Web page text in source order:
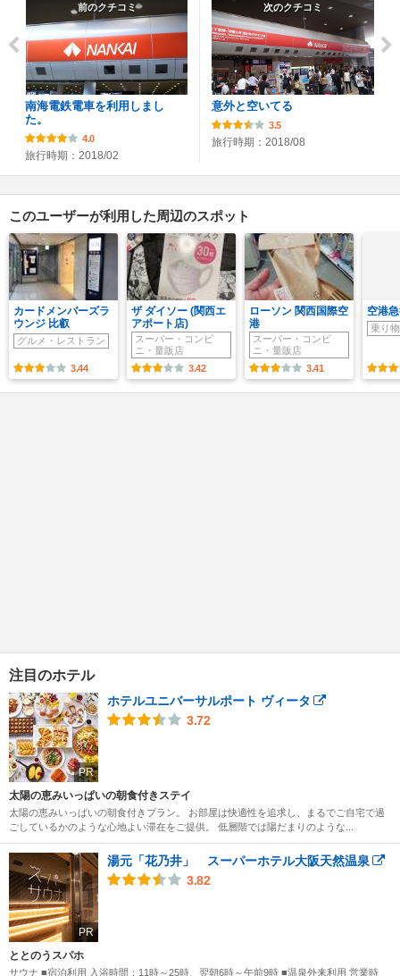
前のクチコミ
南海電鉄電車を利用しまし
た。
4.0
旅行時期：2018/02
次のクチコミ
意外と空いてる
3.5
旅行時期：2018/08
このユーザーが利用した周辺のスポット
カードメンバーズラ
ウンジ 比叡
グルメ・レストラン
3.44
ザ ダイソー (関西エ
アポート店)
スーパー・コンビ
ニ・量販店
3.42
ローソン 関西国際空
港
スーパー・コンビ
ニ・量販店
3.41
空港
乗り物
注目のホテル
PR
ホテルユニバーサルポート ヴィータ
3.72
太陽の恵みいっぱいの朝食付きステイ
太陽の恵みいっぱいの朝食付きプラン。 お部屋は快適性を追求し、まるでご自宅で過
ごしているかのような心地よい滞在をご提供。 低層階では陽だまりのような...
PR
湯元「花乃井」 スーパーホテル大阪天然温泉
3.82
ととのうスパホ
サウナ ■宿泊利用 入浴時間：11時～25時、翌朝6時～午前9時 ■温泉外来利用 営業時